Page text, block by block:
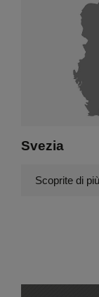
Svezia
Scoprite di più